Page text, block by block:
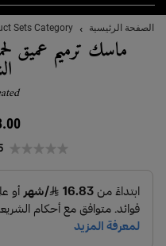
المحتوى الرئيسي
الصفحة الرئيسية Sets Category
ماسك ترميم عميق